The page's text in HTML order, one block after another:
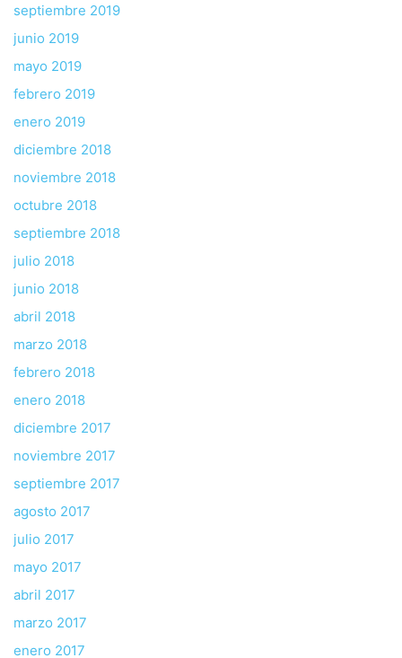
septiembre 2019
junio 2019
mayo 2019
febrero 2019
enero 2019
diciembre 2018
noviembre 2018
octubre 2018
septiembre 2018
julio 2018
junio 2018
abril 2018
marzo 2018
febrero 2018
enero 2018
diciembre 2017
noviembre 2017
septiembre 2017
agosto 2017
julio 2017
mayo 2017
abril 2017
marzo 2017
enero 2017